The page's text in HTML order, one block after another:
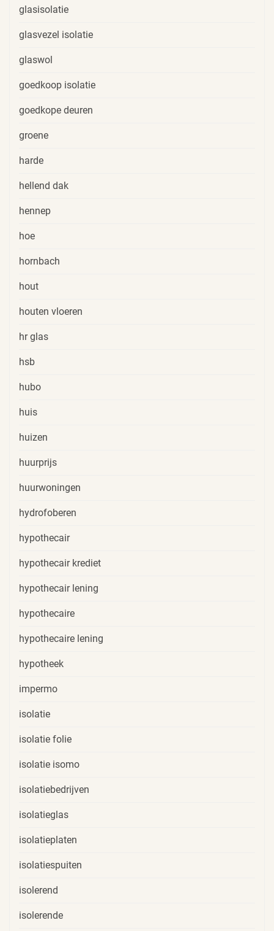
glasisolatie
glasvezel isolatie
glaswol
goedkoop isolatie
goedkope deuren
groene
harde
hellend dak
hennep
hoe
hornbach
hout
houten vloeren
hr glas
hsb
hubo
huis
huizen
huurprijs
huurwoningen
hydrofoberen
hypothecair
hypothecair krediet
hypothecair lening
hypothecaire
hypothecaire lening
hypotheek
impermo
isolatie
isolatie folie
isolatie isomo
isolatiebedrijven
isolatieglas
isolatieplaten
isolatiespuiten
isolerend
isolerende